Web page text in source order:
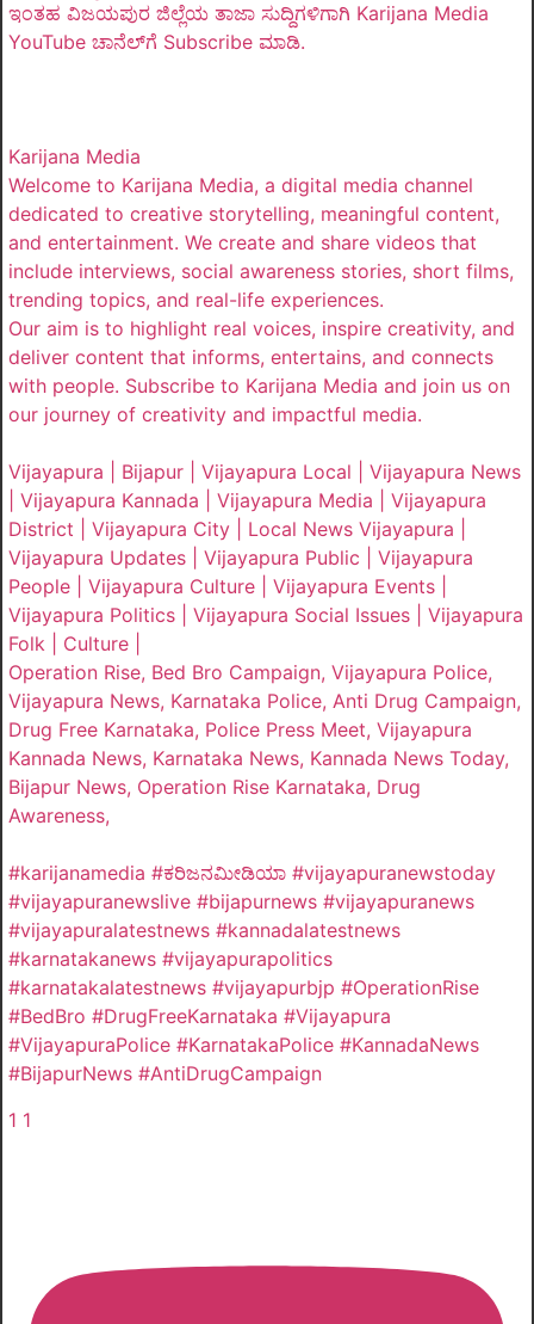
ಇಂತಹ ವಿಜಯಪುರ ಜಿಲ್ಲೆಯ ತಾಜಾ ಸುದ್ದಿಗಳಿಗಾಗಿ Karijana Media
YouTube ಚಾನೆಲ್‌ಗೆ Subscribe ಮಾಡಿ.
Karijana Media
Welcome to Karijana Media, a digital media channel
dedicated to creative storytelling, meaningful content,
and entertainment. We create and share videos that
include interviews, social awareness stories, short films,
trending topics, and real-life experiences.
Our aim is to highlight real voices, inspire creativity, and
deliver content that informs, entertains, and connects
with people. Subscribe to Karijana Media and join us on
our journey of creativity and impactful media.
Vijayapura | Bijapur | Vijayapura Local | Vijayapura News
| Vijayapura Kannada | Vijayapura Media | Vijayapura
District | Vijayapura City | Local News Vijayapura |
Vijayapura Updates | Vijayapura Public | Vijayapura
People | Vijayapura Culture | Vijayapura Events |
Vijayapura Politics | Vijayapura Social Issues | Vijayapura
Folk | Culture |
Operation Rise, Bed Bro Campaign, Vijayapura Police,
Vijayapura News, Karnataka Police, Anti Drug Campaign,
Drug Free Karnataka, Police Press Meet, Vijayapura
Kannada News, Karnataka News, Kannada News Today,
Bijapur News, Operation Rise Karnataka, Drug
Awareness,
#karijanamedia #ಕರಿಜನಮೀಡಿಯಾ #vijayapuranewstoday
#vijayapuranewslive #bijapurnews #vijayapuranews
#vijayapuralatestnews #kannadalatestnews
#karnatakanews #vijayapurapolitics
#karnatakalatestnews #vijayapurbjp #OperationRise
#BedBro #DrugFreeKarnataka #Vijayapura
#VijayapuraPolice #KarnatakaPolice #KannadaNews
#BijapurNews #AntiDrugCampaign
1 1